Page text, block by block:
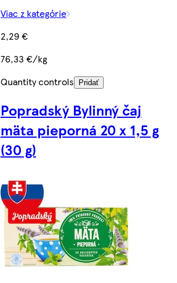
Viac z kategórie
2,29 €
76,33 €/kg
Quantity controls
Pridať
Popradský Bylinný čaj
mäta pieporná 20 x 1,5 g
(30 g)